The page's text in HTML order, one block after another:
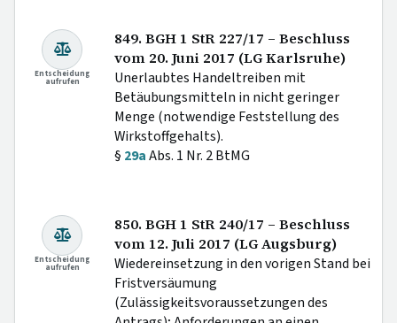
Entscheidung
aufrufen
849. BGH 1 StR 227/17 – Beschluss
vom 20. Juni 2017 (LG Karlsruhe)
Unerlaubtes Handeltreiben mit
Betäubungsmitteln in nicht geringer
Menge (notwendige Feststellung des
Wirkstoffgehalts).
§ 29aAbs. 1 Nr. 2 BtMG
Entscheidung
aufrufen
850. BGH 1 StR 240/17 – Beschluss
vom 12. Juli 2017 (LG Augsburg)
Wiedereinsetzung in den vorigen Stand bei
Fristversäumung
(Zulässigkeitsvoraussetzungen des